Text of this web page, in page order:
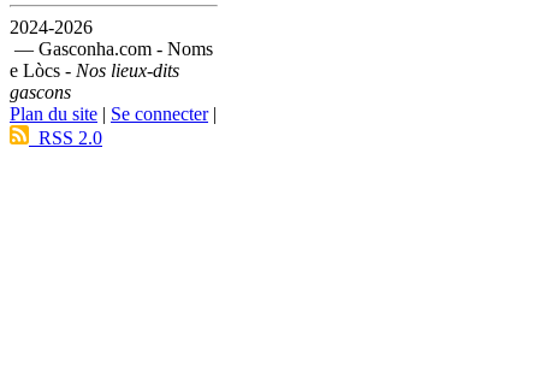
2024-2026
— Gasconha.com - Noms
e Lòcs - Nos lieux-dits
gascons
Plan du site | Se connecter|
RSS 2.0